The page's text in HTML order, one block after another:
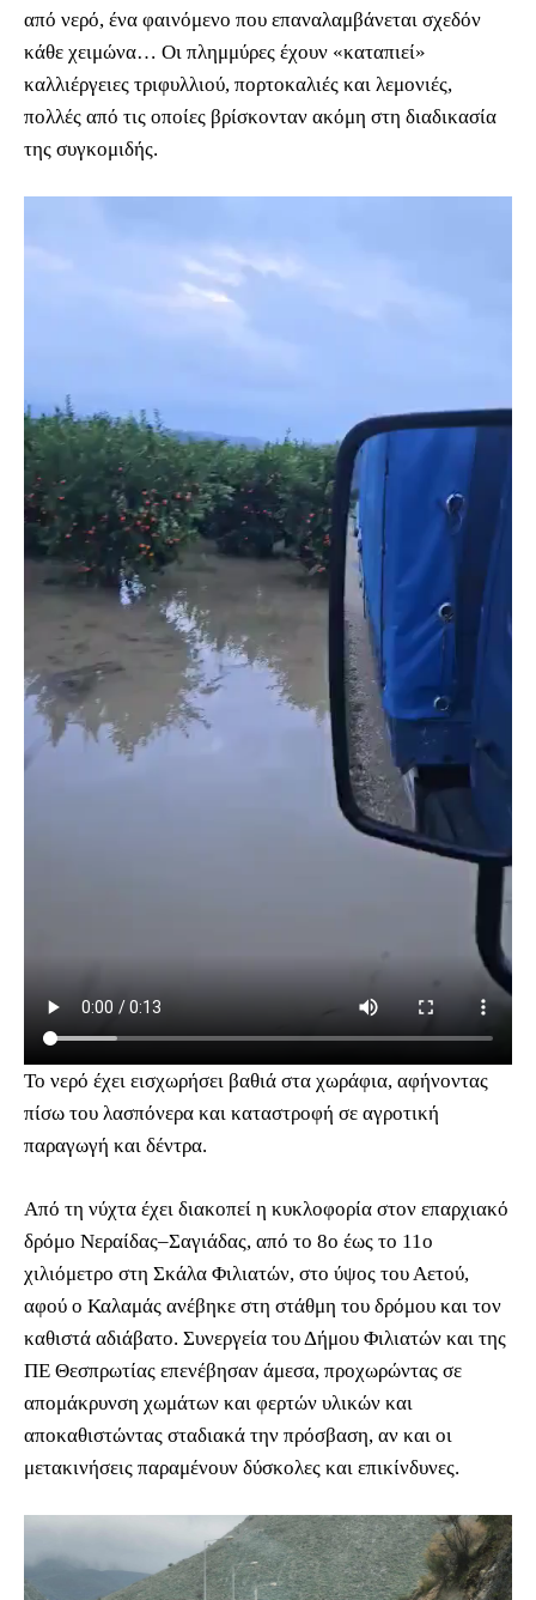
από νερό, ένα φαινόμενο που επαναλαμβάνεται σχεδόν
κάθε χειμώνα… Οι πλημμύρες έχουν «καταπιεί»
καλλιέργειες τριφυλλιού, πορτοκαλιές και λεμονιές,
πολλές από τις οποίες βρίσκονταν ακόμη στη διαδικασία
της συγκομιδής.
Το νερό έχει εισχωρήσει βαθιά στα χωράφια, αφήνοντας
πίσω του λασπόνερα και καταστροφή σε αγροτική
παραγωγή και δέντρα.
Από τη νύχτα έχει διακοπεί η κυκλοφορία στον επαρχιακό
δρόμο Νεραίδας–Σαγιάδας, από το 8ο έως το 11ο
χιλιόμετρο στη Σκάλα Φιλιατών, στο ύψος του Αετού,
αφού ο Καλαμάς ανέβηκε στη στάθμη του δρόμου και τον
καθιστά αδιάβατο. Συνεργεία του Δήμου Φιλιατών και της
ΠΕ Θεσπρωτίας επενέβησαν άμεσα, προχωρώντας σε
απομάκρυνση χωμάτων και φερτών υλικών και
αποκαθιστώντας σταδιακά την πρόσβαση, αν και οι
μετακινήσεις παραμένουν δύσκολες και επικίνδυνες.